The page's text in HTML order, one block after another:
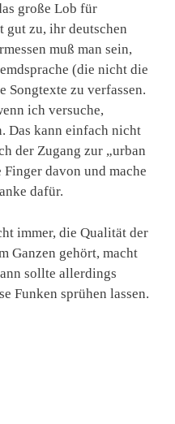
große Lob für
gut zu, ihr deutschen
muß man sein,
(die nicht die
Songtexte zu verfassen.
ich versuche,
Das kann einfach nicht
der Zugang zur „urban
davon und mache
dafür.
immer, die Qualität der
Ganzen gehört, macht
sollte allerdings
Funken sprühen lassen.